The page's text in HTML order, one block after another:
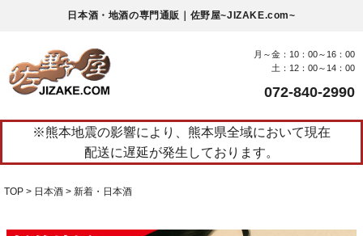
日本酒・地酒の専門通販｜佐野屋~JIZAKE.com~
月～金：10：00～16：00
土：12：00～14：00
072-840-2990
※熊本地震の影響により、熊本県全域において現在
配送に遅延が発生しております。
TOP 日本酒 新着・日本酒